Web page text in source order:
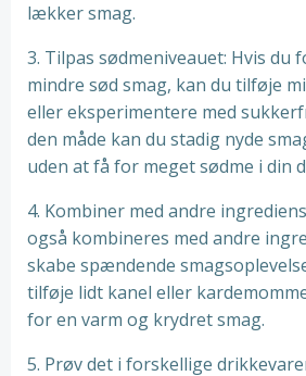
lækker smag.
3. Tilpas sødmeniveauet: Hvis
mindre sød smag, kan du tilføje
eller eksperimentere med
den måde kan du stadig nyde
uden at få for meget sødme i din
4. Kombiner med andre
også kombineres med andre
skabe spændende
tilføje lidt kanel eller
for en varm og krydret smag.
5. Prøv det i forskellige